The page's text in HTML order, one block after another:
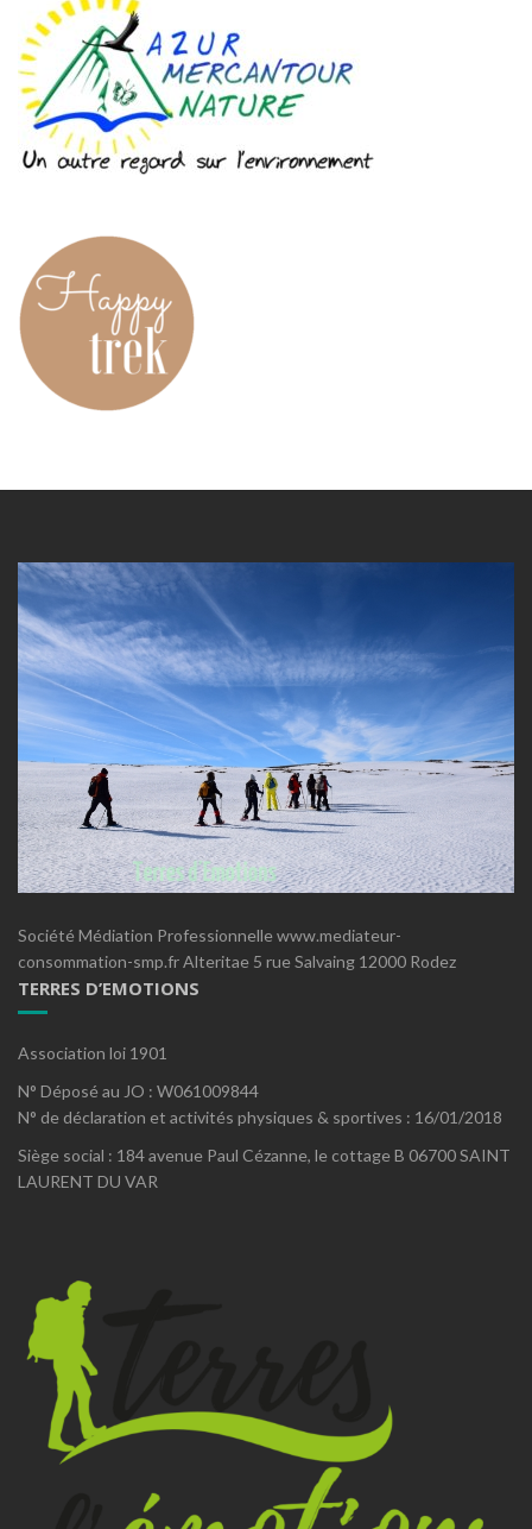
Société Médiation Professionnelle www.mediateur-
consommation-smp.fr Alteritae 5 rue Salvaing 12000 Rodez
TERRES D’EMOTIONS
Association loi 1901
N° Déposé au JO : W061009844
N° de déclaration et activités physiques & sportives : 16/01/2018
Siège social : 184 avenue Paul Cézanne, le cottage B 06700 SAINT
LAURENT DU VAR